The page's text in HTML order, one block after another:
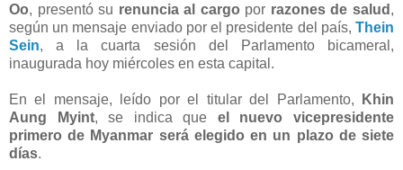
Oo, presentó su renuncia al cargo por razones de salud ,
según un mensaje enviado por el presidente del país, Thein
Sein, a la cuarta sesión del Parlamento bicameral,
inaugurada hoy miércoles en esta capital.
En el mensaje, leído por el titular del Parlamento,
Khin
Aung Myint, se indica que el nuevo vicepresidente
primero de Myanmar será elegido en un plazo de siete
días.